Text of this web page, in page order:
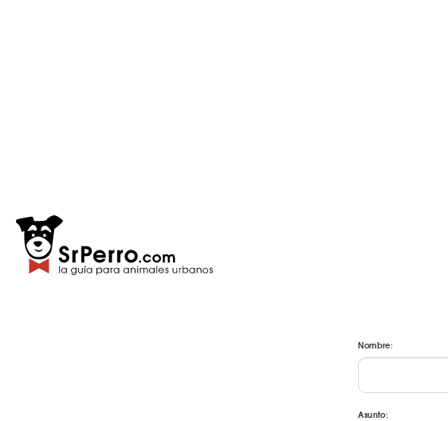
Nombre:
Asunto: